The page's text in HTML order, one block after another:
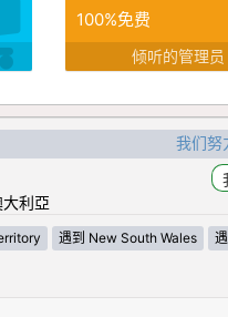
100%免费
倾听的管理员
我们努
利亞
遇到 New South Wales